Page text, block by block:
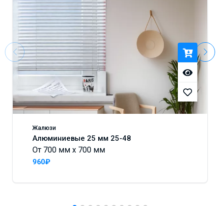
Жалюзи
Алюминиевые 25 мм 25-48
От 700 мм x 700 мм
960₽